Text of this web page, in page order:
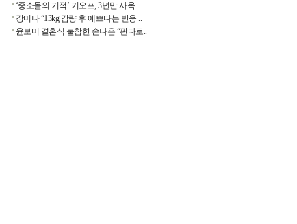
‘중소돌의 기적’ 키오프, 3년만 사옥..
강미나 “13kg 감량 후 예쁘다는 반응 ..
윤보미 결혼식 불참한 손나은 “판다로..